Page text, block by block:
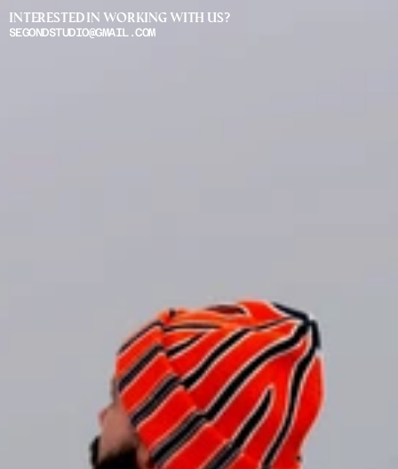
Interested in working with us?
SEGONDSTUDIO@GMAIL.COM